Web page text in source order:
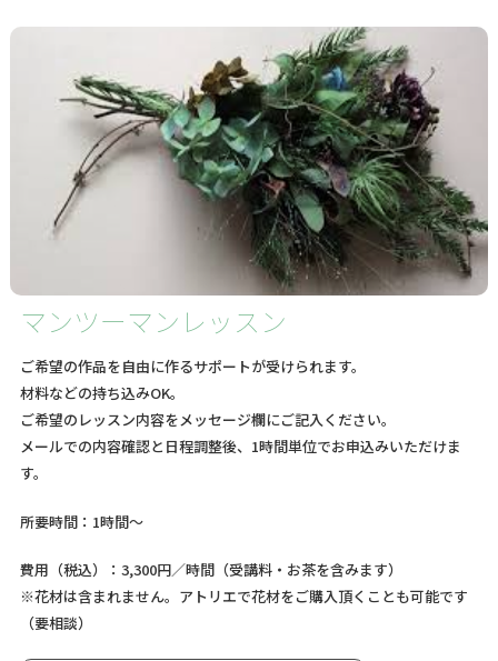
マンツーマンレッスン
ご希望の作品を自由に作るサポートが受けられます。
材料などの持ち込みOK。
ご希望のレッスン内容をメッセージ欄にご記入ください。
メールでの内容確認と日程調整後、1時間単位でお申込みいただけま
す。
所要時間：1時間～
費用（税込）：3,300円／時間（受講料・お茶を含みます）
※花材は含まれません。アトリエで花材をご購入頂くことも可能です
（要相談）